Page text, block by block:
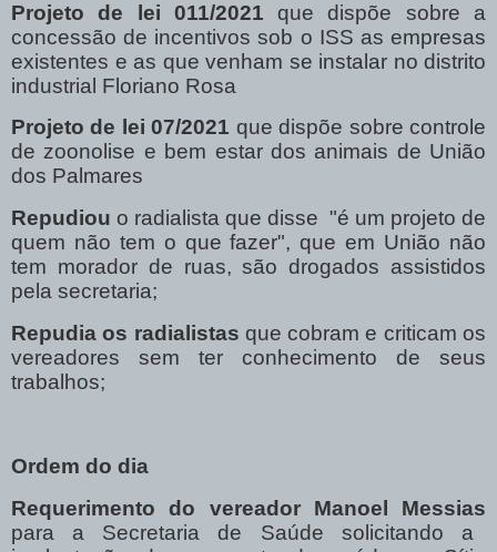
Projeto de lei 011/2021que dispõe sobre a
concessão de incentivos sob o ISS as empresas
existentes e as que venham se instalar no distrito
industrial Floriano Rosa
Projeto de lei 07/2021 que dispõe sobre controle
de zoonolise e bem estar dos animais de União
dos Palmares
Repudiou o radialista que disse "é um projeto de
quem não tem o que fazer", que em União não
tem morador de ruas, são drogados assistidos
pela secretaria;
Repudia os radialistas que cobram e criticam os
vereadores sem ter conhecimento de seus
trabalhos;
Ordem do dia
Requerimento do vereador Manoel Messias
para a Secretaria de Saúde solicitando a